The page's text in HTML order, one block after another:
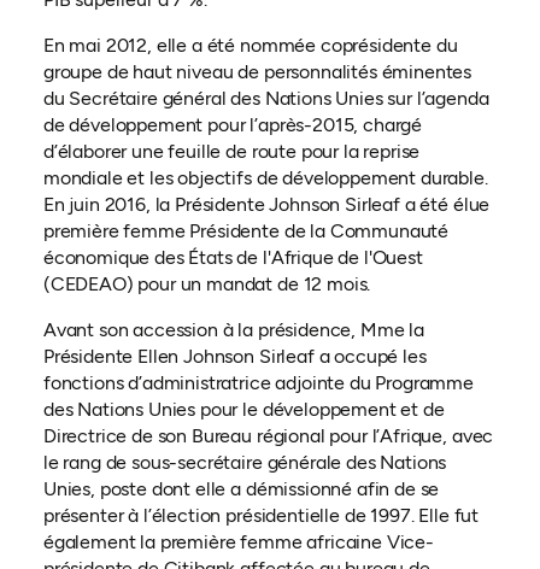
En mai 2012, elle a été nommée coprésidente du
groupe de haut niveau de personnalités éminentes
du Secrétaire général des Nations Unies sur l’agenda
de développement pour l’après-2015, chargé
d’élaborer une feuille de route pour la reprise
mondiale et les objectifs de développement durable.
En juin 2016, la Présidente Johnson Sirleaf a été élue
première femme Présidente de la Communauté
économique des États de l'Afrique de l'Ouest
(CEDEAO) pour un mandat de 12 mois.
Avant son accession à la présidence, Mme la
Présidente Ellen Johnson Sirleaf a occupé les
fonctions d’administratrice adjointe du Programme
des Nations Unies pour le développement et de
Directrice de son Bureau régional pour l’Afrique, avec
le rang de sous-secrétaire générale des Nations
Unies, poste dont elle a démissionné afin de se
présenter à l’élection présidentielle de 1997. Elle fut
également la première femme africaine Vice-